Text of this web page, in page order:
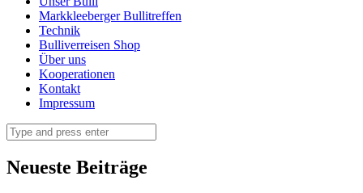
VERREISEN
Markkleeberger Bullitreffen
Technik
Bulliverreisen Shop
Über uns
Kooperationen
Kontakt
Impressum
Search
Neueste Beiträge